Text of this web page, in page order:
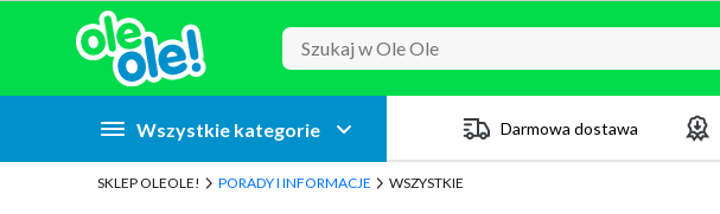
Przejdź do zawartości strony
Przejdź do wyszukiwarki
Przejdź do kategorii
Przejdź do stopki
Wszystkie kategorie Darmowa dostawa
SKLEP OLEOLE! PORADY I INFORMACJE WSZYSTKIE